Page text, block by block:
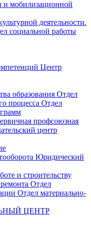
и мобилизационной
деятельности.
социальной работы
Центр
образования Отдел
процесса Отдел
профсоюзная
центр
Юридический
и строительству
Отдел
Отдел материально-
ЦЕНТР